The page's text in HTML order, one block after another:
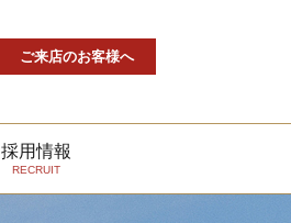
ご来店のお客様へ
採用情報
RECRUIT